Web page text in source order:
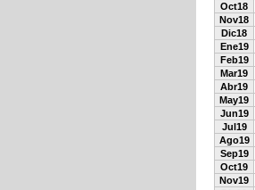
Oct18
Nov18
Dic18
Ene19
Feb19
Mar19
Abr19
May19
Jun19
Jul19
Ago19
Sep19
Oct19
Nov19